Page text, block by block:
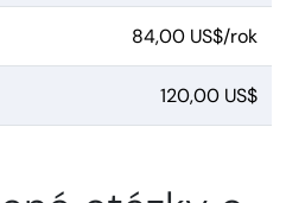
84,00 US$/rok
120,00 US$